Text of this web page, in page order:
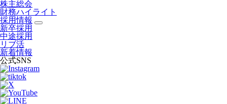
株主総会
財務ハイライト
採用情報
新卒採用
中途採用
リブ活
新着情報
公式SNS